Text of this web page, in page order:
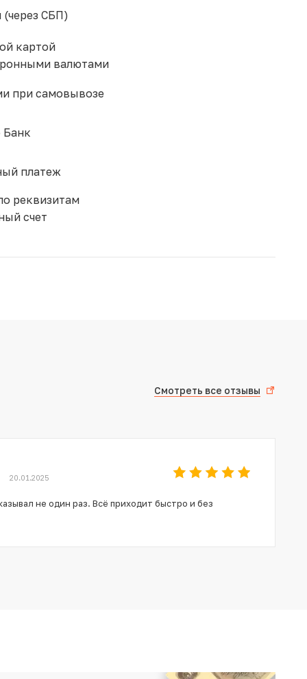
СБП)
картой
валютами
при самовывозе
Банк
платеж
реквизитам
счет
Смотреть все отзывы
20.01.2025
не один раз. Всё приходит быстро и без